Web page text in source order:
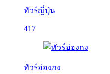
ทัวร์ญี่ปุ่น
417
ทัวร์ฮ่องกง